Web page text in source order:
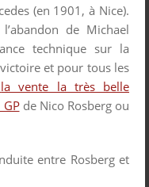
(en 1901, à Nice).
de Michael
technique sur la
et pour tous les
la vente la très belle
de Nico Rosberg ou
entre Rosberg et